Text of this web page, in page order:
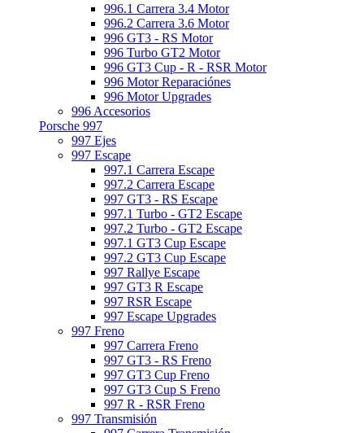
996.1 Carrera 3.4 Motor
996.2 Carrera 3.6 Motor
996 GT3 - RS Motor
996 Turbo GT2 Motor
996 GT3 Cup - R - RSR Motor
996 Motor Reparaciónes
996 Motor Upgrades
996 Accesorios
Porsche 997
997 Ejes
997 Escape
997.1 Carrera Escape
997.2 Carrera Escape
997 GT3 - RS Escape
997.1 Turbo - GT2 Escape
997.2 Turbo - GT2 Escape
997.1 GT3 Cup Escape
997.2 GT3 Cup Escape
997 Rallye Escape
997 GT3 R Escape
997 RSR Escape
997 Escape Upgrades
997 Freno
997 Carrera Freno
997 GT3 - RS Freno
997 GT3 Cup Freno
997 GT3 Cup S Freno
997 R - RSR Freno
997 Transmisión